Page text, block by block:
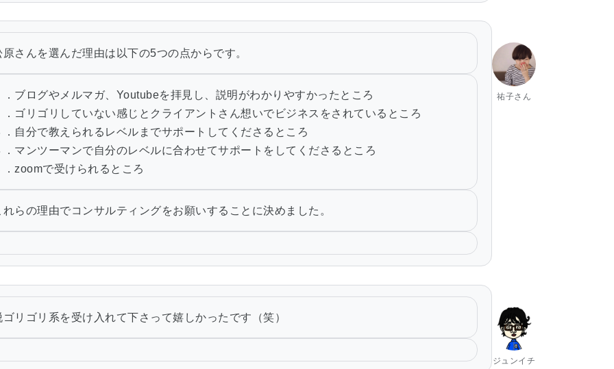
原さんを選んだ理由は以下の5つの点からです。
．ブログやメルマガ、Youtubeを拝見し、説明がわかりやすかったところ
．ゴリゴリしていない感じとクライアントさん想いでビジネスをされているところ
．自分で教えられるレベルまでサポートしてくださるところ
．マンツーマンで自分のレベルに合わせてサポートをしてくださるところ
．zoomで受けられるところ
れらの理由でコンサルティングをお願いすることに決めました。
祐子さん
ゴリゴリ系を受け入れて下さって嬉しかったです（笑）
ジュンイチ